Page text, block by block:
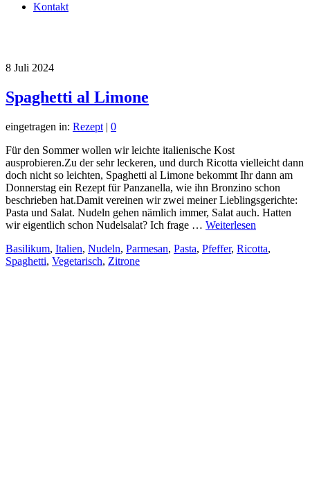
Kontakt
8 Juli 2024
Spaghetti al Limone
eingetragen in: Rezept | 0
Für den Sommer wollen wir leichte italienische Kost
ausprobieren.Zu der sehr leckeren, und durch Ricotta vielleicht dann
doch nicht so leichten, Spaghetti al Limone bekommt Ihr dann am
Donnerstag ein Rezept für Panzanella, wie ihn Bronzino schon
beschrieben hat.Damit vereinen wir zwei meiner Lieblingsgerichte:
Pasta und Salat. Nudeln gehen nämlich immer, Salat auch. Hatten
wir eigentlich schon Nudelsalat? Ich frage … Weiterlesen
Basilikum, Italien, Nudeln, Parmesan, Pasta, Pfeffer, Ricotta,
Spaghetti, Vegetarisch, Zitrone